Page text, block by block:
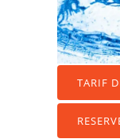
TARIF